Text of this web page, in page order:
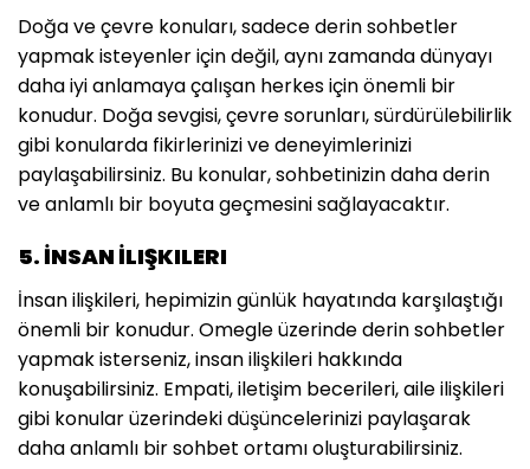
Doğa ve çevre konuları, sadece derin sohbetler
yapmak isteyenler için değil, aynı zamanda dünyayı
daha iyi anlamaya çalışan herkes için önemli bir
konudur. Doğa sevgisi, çevre sorunları, sürdürülebilirlik
gibi konularda fikirlerinizi ve deneyimlerinizi
paylaşabilirsiniz. Bu konular, sohbetinizin daha derin
ve anlamlı bir boyuta geçmesini sağlayacaktır.
5. İNSAN İLIŞKILERI
İnsan ilişkileri, hepimizin günlük hayatında karşılaştığı
önemli bir konudur. Omegle üzerinde derin sohbetler
yapmak isterseniz, insan ilişkileri hakkında
konuşabilirsiniz. Empati, iletişim becerileri, aile ilişkileri
gibi konular üzerindeki düşüncelerinizi paylaşarak
daha anlamlı bir sohbet ortamı oluşturabilirsiniz.